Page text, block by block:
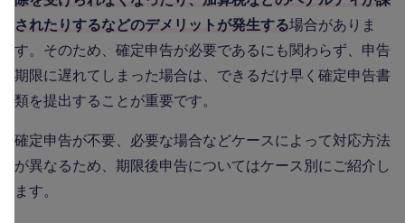
されたりするなどのデメリットが発生する場合がありま
す。そのため、確定申告が必要であるにも関わらず、申告
期限に遅れてしまった場合は、できるだけ早く確定申告書
類を提出することが重要です。
確定申告が不要、必要な場合などケースによって対応方法
が異なるため、期限後申告についてはケース別にご紹介し
ます。